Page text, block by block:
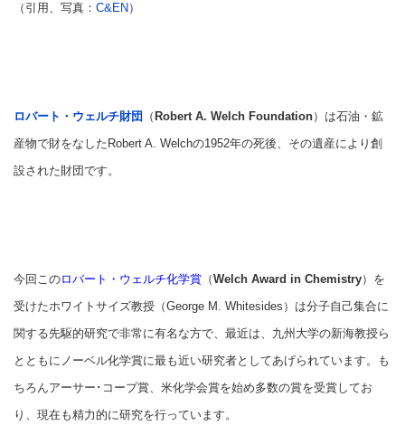
（引用、写真 ： C&EN ）
ロバート・ウェルチ財団 （ Robert A. Welch Foundation）は石油・鉱
産物で財をなしたRobert A. Welchの1952年の死後、その遺産により創
設された財団です。
今回このロバート・ウェルチ化学賞 （Welch Award in Chemistry）を
受けたホワイトサイズ教授（George M. Whitesides）は分子自己集合に
関する先駆的研究で非常に有名な方で、最近は、九州大学の新海教授ら
とともにノーベル化学賞に最も近い研究者としてあげられています。も
ちろんアーサー･コープ賞、米化学会賞を始め多数の賞を受賞してお
り、現在も精力的に研究を行っています。